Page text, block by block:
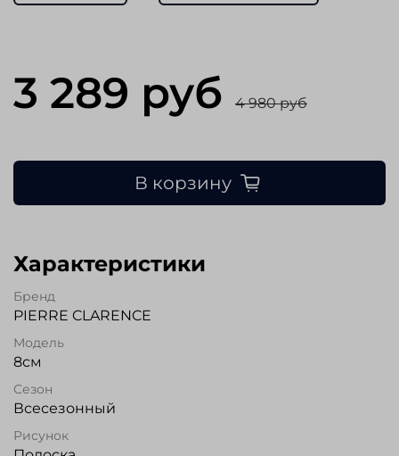
3 289 руб 4 980 руб
В корзину
Характеристики
Бренд
PIERRE CLARENCE
Модель
8см
Сезон
Всесезонный
Рисунок